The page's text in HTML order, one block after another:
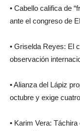
• Cabello califica de
ante el congreso de
• Griselda Reyes: El
observación
• Alianza del Lápiz
octubre y exige
• Karim Vera: